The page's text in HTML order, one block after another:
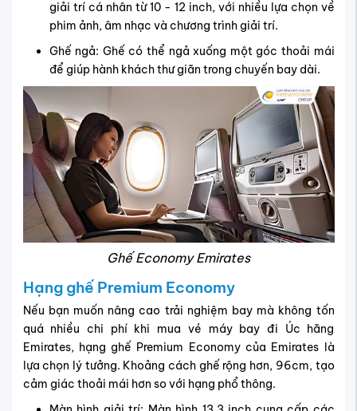
giải trí cá nhân từ 10 - 12 inch, với nhiều lựa chọn về
phim ảnh, âm nhạc và chương trình giải trí.
Ghế ngả: Ghế có thể ngả xuống một góc thoải mái
để giúp hành khách thư giãn trong chuyến bay dài.
Ghế Economy Emirates
Hạng ghế Premium Economy
Nếu bạn muốn nâng cao trải nghiệm bay mà không tốn
quá nhiều chi phí khi mua vé máy bay đi Úc hãng
Emirates, hạng ghế Premium Economy của Emirates là
lựa chọn lý tưởng. Khoảng cách ghế rộng hơn, 96cm, tạo
cảm giác thoải mái hơn so với hạng phổ thông.